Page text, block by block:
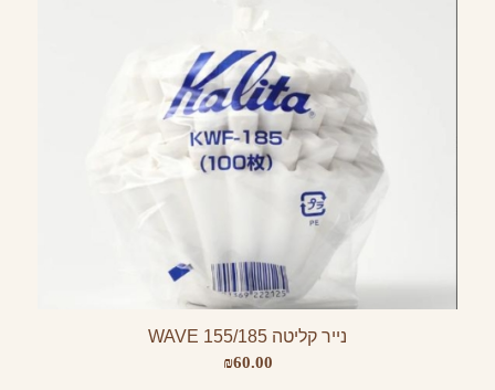
נייר קליטה WAVE 155/185
₪60.00